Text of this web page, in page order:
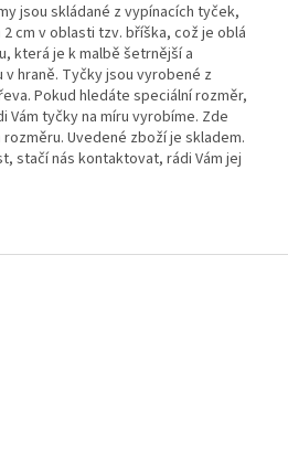
jsou skládané z vypínacích tyček,
cm v oblasti tzv. bříška, což je oblá
která je k malbě šetrnější a
hraně. Tyčky jsou vyrobené z
Pokud hledáte speciální rozměr,
tyčky na míru vyrobíme. Zde
Uvedené zboží je skladem.
stačí nás kontaktovat, rádi Vám jej